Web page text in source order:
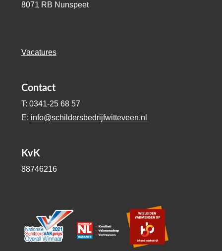
8071 RB Nunspeet
Vacatures
Contact
T: 0341-25 68 57
E: info@schildersbedrijfwitteveen.nl
KvK
88746216